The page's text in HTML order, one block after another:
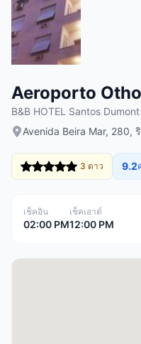
Aeroporto
B&B HOTEL Santos Dumont
Avenida Beira Mar, 280,
3 ดาว 9.2
เช็คอิน
02:00 PM
เช็คเอาต์
12:00 PM